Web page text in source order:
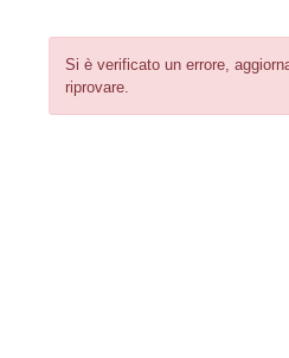
Si è verificato un errore,
riprovare.